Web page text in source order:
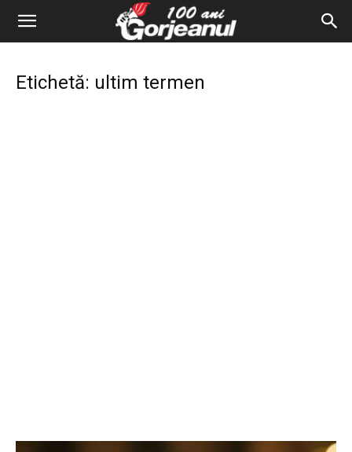
Etichetă: ultim termen